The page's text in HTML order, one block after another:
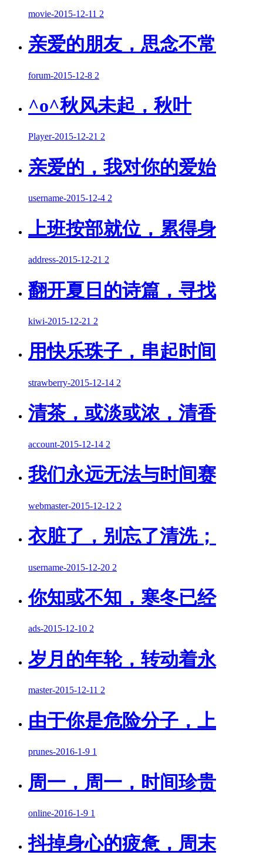
movie-2015-12-11 2
亲爱的朋友，思念不常
forum-2015-12-8 2
^o^秋风未起，秋叶
Player-2015-12-21 2
亲爱的，我对你的爱始
username-2015-12-4 2
上班按部就位，累得身
address-2015-12-21 2
翻开夏日的诗篇，寻找
kiwi-2015-12-21 2
用快乐珠子，串起时间
strawberry-2015-12-14 2
清茶，或淡或浓，清香
account-2015-12-14 2
我们永远无法与时间赛
webmaster-2015-12-12 2
衣脏了，别忘了清洗；
username-2015-12-20 2
你知或不知，寒冬已经
ads-2015-12-10 2
岁月的年轮，转动着永
master-2015-12-11 2
由于你是危险分子，上
prunes-2016-1-9 1
周一，周一，时间珍贵
online-2016-1-9 1
抖掉身心的疲惫，周末